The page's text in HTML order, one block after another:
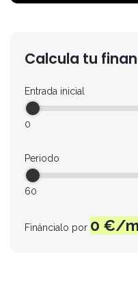
Calcula tu
Entrada inicial
0
Periodo
60
Fináncialo por 0 €/